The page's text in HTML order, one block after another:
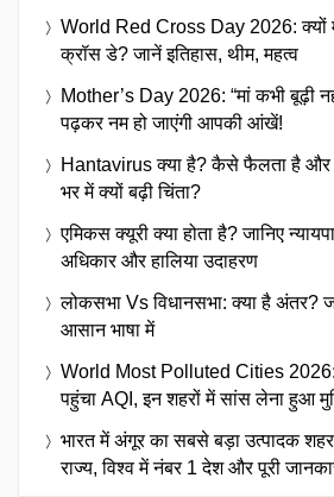
World Red Cross Day 2026: क्यों
क्रॉस डे? जानें इतिहास, थीम, महत्व
Mother’s Day 2026: “मां कभी बूढ़ी
पढ़कर नम हो जाएंगी आपकी आंखें!
Hantavirus क्या है? कैसे फैलता है और
भर में क्यों बढ़ी चिंता?
एमिकस क्यूरी क्या होता है? जानिए
अधिकार और हालिया उदाहरण
लोकसभा Vs विधानसभा: क्या है अंतर?
आसान भाषा में
World Most Polluted Cities
पहुंचा AQI, इन शहरों में सांस लेना हुआ
भारत में अंगूर का सबसे बड़ा उत्पादक
राज्य, विश्व में नंबर 1 देश और पूरी